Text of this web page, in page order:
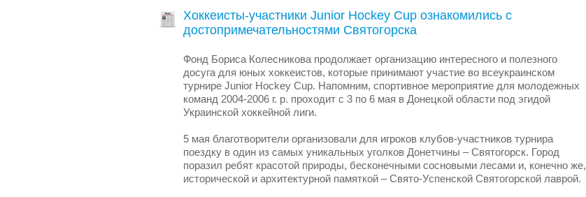
Хоккеисты-участники Junior Hockey Cup ознакомились с
достопримечательностями Святогорска
Фонд Бориса Колесникова продолжает организацию интересного и полезного
досуга для юных хоккеистов, которые принимают участие во всеукраинском
турнире Junior Hockey Cup. Напомним, спортивное мероприятие для молодежных
команд 2004-2006 г. р. проходит с 3 по 6 мая в Донецкой области под эгидой
Украинской хоккейной лиги.
5 мая благотворители организовали для игроков клубов-участников турнира
поездку в один из самых уникальных уголков Донетчины – Святогорск. Город
поразил ребят красотой природы, бесконечными сосновыми лесами и, конечно же,
исторической и архитектурной памяткой – Свято-Успенской Святогорской лаврой.